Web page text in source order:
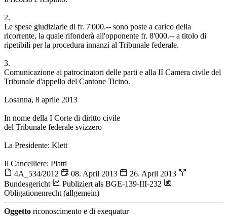
2.
Le spese giudiziarie di fr. 7'000.-- sono poste a carico della
ricorrente, la quale rifonderà all'opponente fr. 8'000.-- a titolo di
ripetibili per la procedura innanzi al Tribunale federale.
3.
Comunicazione ai patrocinatori delle parti e alla II Camera civile del
Tribunale d'appello del Cantone Ticino.
Losanna, 8 aprile 2013
In nome della I Corte di diritto civile
del Tribunale federale svizzero
La Presidente: Klett
Il Cancelliere: Piatti
4A_534/2012
08. April 2013
26. April 2013
Bundesgericht
Publiziert als BGE-139-III-232
Obligationenrecht (allgemein)
Oggetto riconoscimento e di exequatur